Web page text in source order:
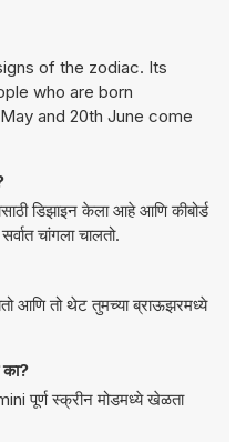
of the zodiac. Its
who are born
and 20th June come
चांगला चालतो.
आणि तो थेट तुमच्या ब्राऊझरमध्ये
येतो का?
पूर्ण स्क्रीन मोडमध्ये खेळता